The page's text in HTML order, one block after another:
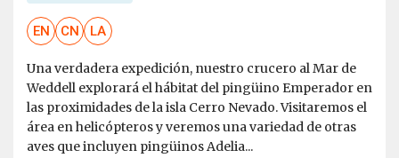
EN CN LA
Una verdadera expedición, nuestro crucero al Mar de
Weddell explorará el hábitat del pingüino Emperador en
las proximidades de la isla Cerro Nevado. Visitaremos el
área en helicópteros y veremos una variedad de otras
aves que incluyen pingüinos Adelia...